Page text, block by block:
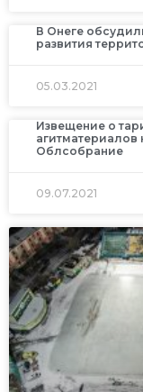
В Онеге
развития
05.03.2021
Извещение о
агитматериалов
Облсобрание
09.07.2021